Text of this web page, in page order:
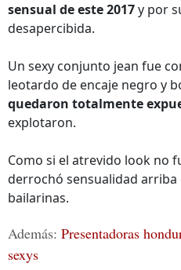
sensual de este 2017y por
desapercibida.
Un sexy conjunto jean fue
leotardo de encaje negro y
quedaron totalmente
explotaron.
Como si el atrevido look no
derrochó sensualidad arriba
bailarinas.
Además: Presentadoras
sexys